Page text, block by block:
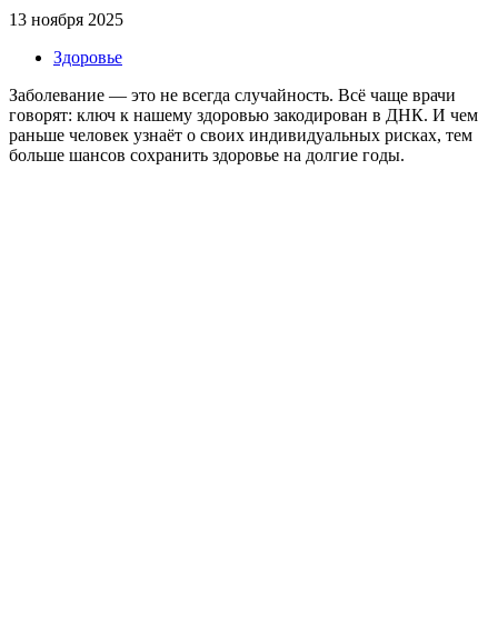
13 ноября 2025
Здоровье
Заболевание — это не всегда случайность. Всё чаще врачи
говорят: ключ к нашему здоровью закодирован в ДНК. И чем
раньше человек узнаёт о своих индивидуальных рисках, тем
больше шансов сохранить здоровье на долгие годы.